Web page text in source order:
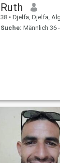
Ruth
38 • Djelfa, Djelfa,
Suche: Männlich 36